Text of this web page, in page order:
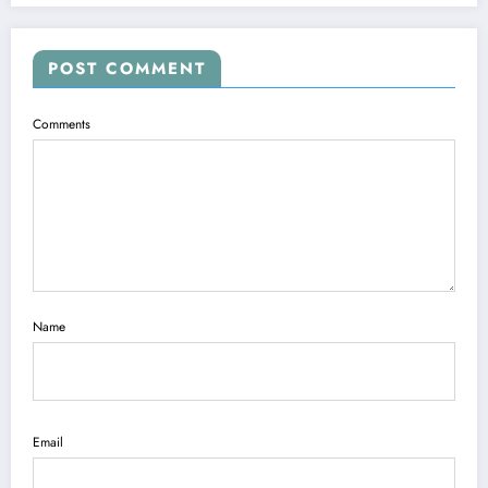
POST COMMENT
Comments
Name
Email